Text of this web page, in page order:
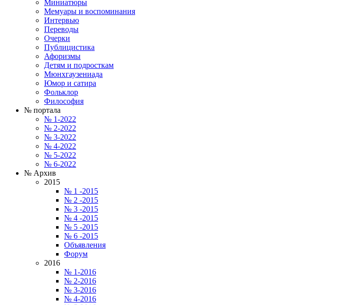
Миниатюры
Мемуары и воспоминания
Интервью
Переводы
Очерки
Публицистика
Афоризмы
Детям и подросткам
Мюнхгаузениада
Юмор и сатира
Фольклор
Философия
№ портала
№ 1-2022
№ 2-2022
№ 3-2022
№ 4-2022
№ 5-2022
№ 6-2022
№ Архив
2015
№ 1 -2015
№ 2 -2015
№ 3 -2015
№ 4 -2015
№ 5 -2015
№ 6 -2015
Объявления
Форум
2016
№ 1-2016
№ 2-2016
№ 3-2016
№ 4-2016